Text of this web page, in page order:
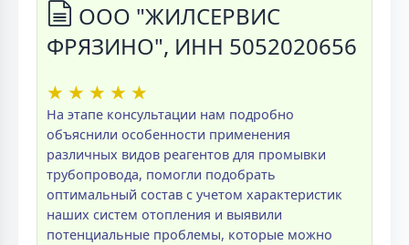
ООО "ЖИЛСЕРВИС
ФРЯЗИНО", ИНН 5052020656
★ ★ ★ ★ ★
На этапе консультации нам подробно
объяснили особенности применения
различных видов реагентов для промывки
трубопровода, помогли подобрать
оптимальный состав с учетом характеристик
наших систем отопления и выявили
потенциальные проблемы, которые можно